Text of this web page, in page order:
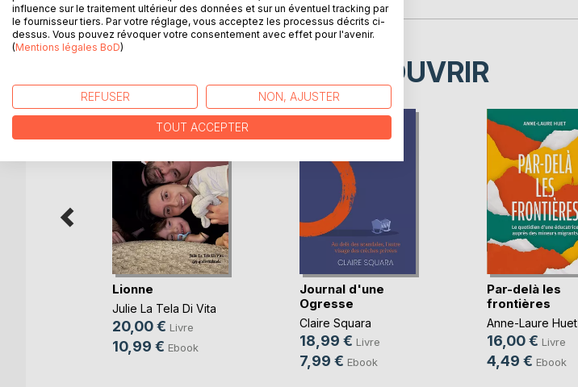
D’AUTRES TITRES À DÉCOUVRIR
Lionne
Julie La Tela Di Vita
20,00 € Livre
10,99 € Ebook
Journal d'une
Ogresse
Claire Squara
18,99 € Livre
7,99 € Ebook
Par-delà les
frontières
Anne-Laure Huet
16,00 € Livre
4,49 € Ebook
influence sur le traitement ultérieur des données et sur un éventuel tracking par
le fournisseur tiers. Par votre réglage, vous acceptez les processus décrits ci-
dessus. Vous pouvez révoquer votre consentement avec effet pour l'avenir.
(Mentions légales BoD)
REFUSER NON, AJUSTER
TOUT ACCEPTER